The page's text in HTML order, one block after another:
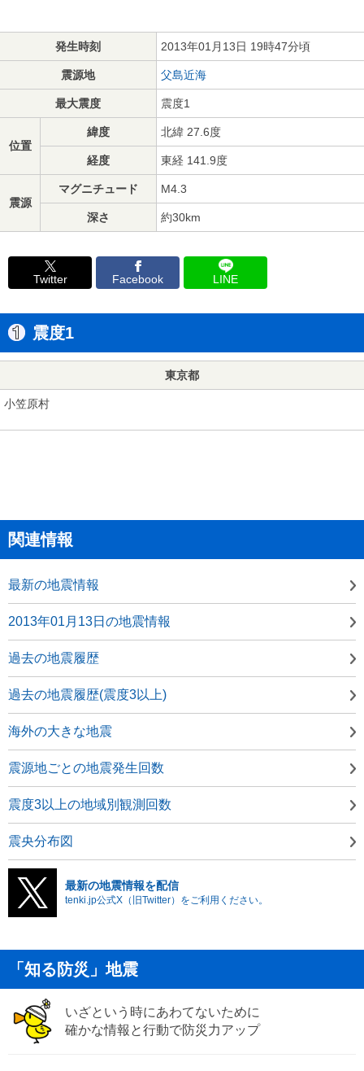
発生時刻 2013年01月13日 19時47分頃
震源地 父島近海
最大震度 震度1
位置
緯度 北緯 27.6度
経度 東経 141.9度
震源
マグニチュード M4.3
深さ 約30km
Twitter Facebook LINE
震度1
東京都
小笠原村
関連情報
最新の地震情報
2013年01月13日の地震情報
過去の地震履歴
過去の地震履歴(震度3以上)
海外の大きな地震
震源地ごとの地震発生回数
震度3以上の地域別観測回数
震央分布図
最新の地震情報を配信
tenki.jp公式X（旧Twitter）をご利用ください。
「知る防災」地震
いざという時にあわてないために
確かな情報と行動で防災力アップ